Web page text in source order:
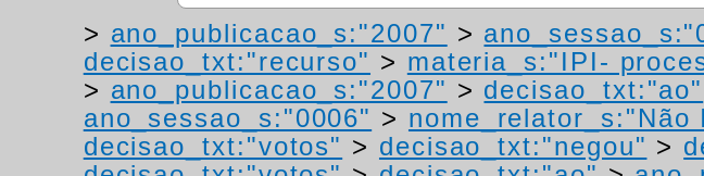
> ano_publicacao_s:"2007" >
decisao_txt:"recurso" > materia_s:"IPI-
> ano_publicacao_s:"2007" > decisao_txt:"ao"
ano_sessao_s:"0006" > nome_relator_s:"Não
decisao_txt:"votos" > decisao_txt:"negou" >